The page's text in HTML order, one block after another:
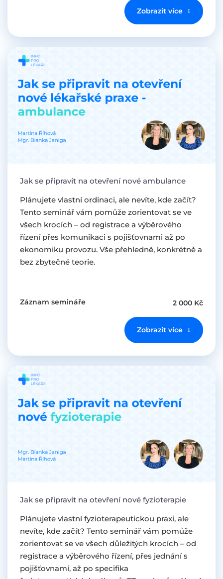
Zobrazit více
Jak se připravit na otevření nové ambulance
Plánujete vlastní ordinaci, ale nevíte, kde začít?
Tento seminář vám pomůže zorientovat se ve
všech krocích – od registrace a výběrového
řízení přes komunikaci s pojišťovnami až po
ekonomiku provozu. Vše přehledně, konkrétně a
bez zbytečné teorie.
Záznam semináře 2 000 Kč
Zobrazit více
Jak se připravit na otevření nové fyzioterapie
Plánujete vlastní fyzioterapeutickou praxi, ale
nevíte, kde začít? Tento seminář vám pomůže
zorientovat se ve všech důležitých krocích – od
registrace a výběrového řízení, přes jednání s
pojišťovnami, až po specifika